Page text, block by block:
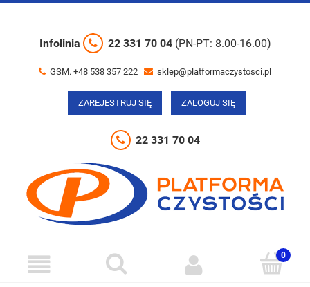
Infolinia 22 331 70 04 (PN-PT: 8.00-16.00)
GSM. +48 538 357 222 sklep@platformaczystosci.pl
ZAREJESTRUJ SIĘ ZALOGUJ SIĘ
22 331 70 04